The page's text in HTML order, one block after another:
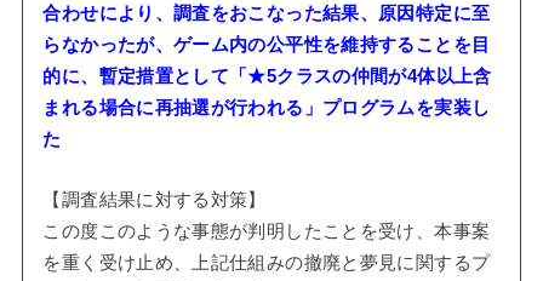
合わせにより、調査をおこなった結果、原因特定に至
らなかったが、ゲーム内の公平性を維持することを目
的に、暫定措置として「★5クラスの仲間が4体以上含
まれる場合に再抽選が行われる」プログラムを実装し
た
【調査結果に対する対策】
この度このような事態が判明したことを受け、本事案
を重く受け止め、上記仕組みの撤廃と夢見に関するプ